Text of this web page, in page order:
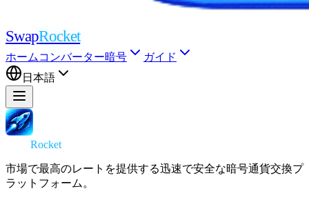
SwapRocket
ホーム コンバーター暗号
ガイド
日本語
Rocket
市場で最高のレートを提供する迅速で安全な暗号通貨交換プ
ラットフォーム。